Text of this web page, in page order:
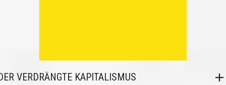
VERDRÄNGTE KAPITALISMUS